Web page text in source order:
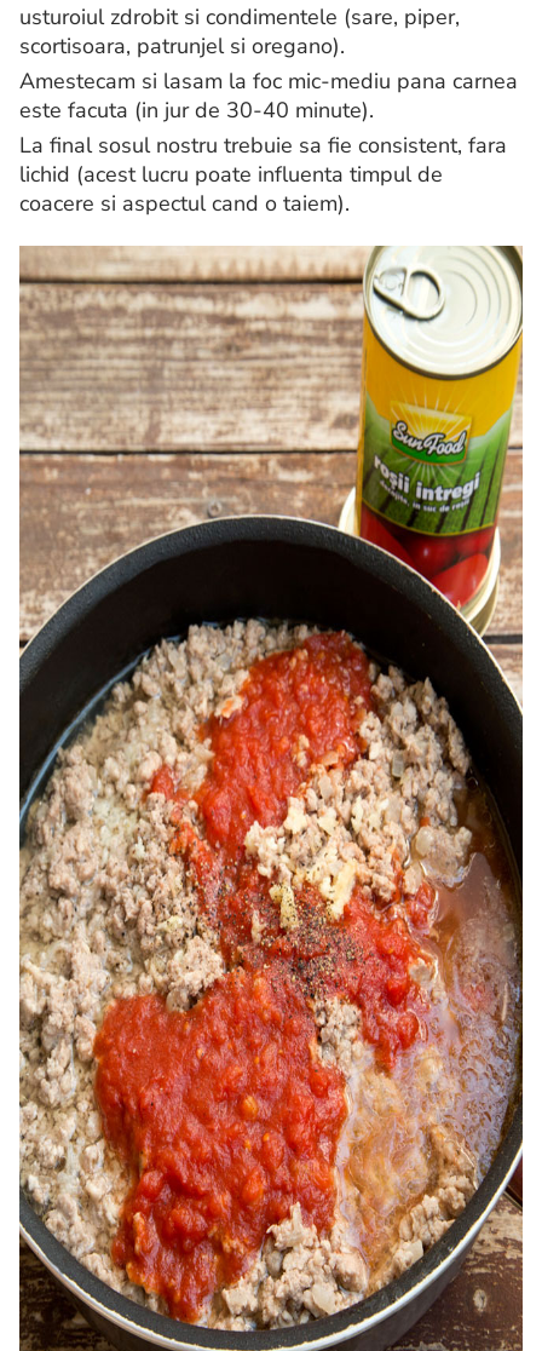
usturoiul zdrobit si condimentele (sare, piper,
scortisoara, patrunjel si oregano).
Amestecam si lasam la foc mic-mediu pana carnea
este facuta (in jur de 30-40 minute).
La final sosul nostru trebuie sa fie consistent, fara
lichid (acest lucru poate influenta timpul de
coacere si aspectul cand o taiem).